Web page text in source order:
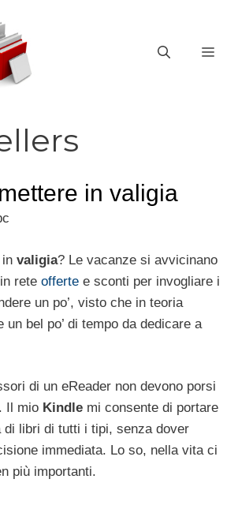
in valigia
valigia? Le vacanze si avvicinano
rete offerte e sconti per invogliare i
un po’, visto che in teoria
un bel po’ di tempo da dedicare a
di un eReader non devono porsi
Il mio Kindle mi consente di portare
di libri di tutti i tipi, senza dover
immediata. Lo so, nella vita ci
più importanti.